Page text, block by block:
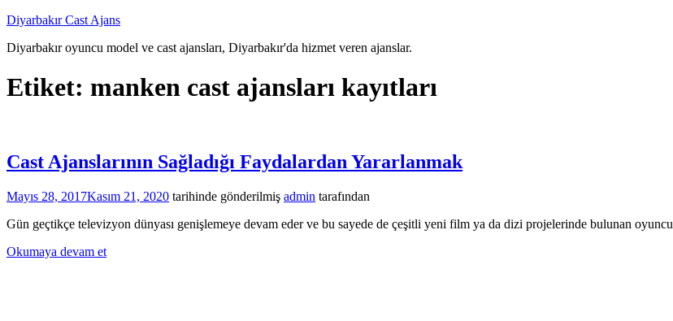
İçeriğe
Diyarbakır Cast Ajans
Diyarbakır oyuncu model ve cast ajansları, Diyarbakır'da hizmet veren ajanslar.
Etiket: manken cast ajansları kayıtları
Cast Ajanslarının Sağladığı Faydalardan Yararlanmak
Mayıs 28, 2017Kasım 21, 2020 tarihinde gönderilmiş admin tarafından
Gün geçtikçe televizyon dünyası genişlemeye devam eder ve bu sayede de çeşitli yeni film ya da dizi projelerinde bulunan oyuncu
Okumaya devam et